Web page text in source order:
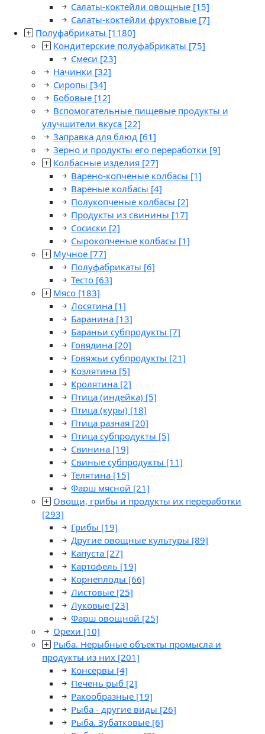
Салаты-коктейли овощные [15]
Салаты-коктейли фруктовые [7]
Полуфабрикаты [1180]
Кондитерские полуфабрикаты [75]
Смеси [23]
Начинки [32]
Сиропы [34]
Бобовые [12]
Вспомогательные пищевые продукты и
улучшители вкуса [22]
Заправка для блюд [61]
Зерно и продукты его переработки [9]
Колбасные изделия [27]
Варено-копченые колбасы [1]
Вареные колбасы [4]
Полукопченые колбасы [2]
Продукты из свинины [17]
Сосиски [2]
Сырокопченые колбасы [1]
Мучное [77]
Полуфабрикаты [6]
Тесто [63]
Мясо [183]
Лосятина [1]
Баранина [13]
Бараньи субпродукты [7]
Говядина [20]
Говяжьи субпродукты [21]
Козлятина [5]
Кролятина [2]
Птица (индейка) [5]
Птица (куры) [18]
Птица разная [20]
Птица субпродукты [5]
Свинина [19]
Свиные субпродукты [11]
Телятина [15]
Фарш мясной [21]
Овощи, грибы и продукты их переработки
[293]
Грибы [19]
Другие овощные культуры [89]
Капуста [27]
Картофель [19]
Корнеплоды [66]
Листовые [25]
Луковые [23]
Фарш овощной [25]
Орехи [10]
Рыба. Нерыбные объекты промысла и
продукты из них [201]
Консервы [4]
Печень рыб [2]
Ракообразные [19]
Рыба - другие виды [26]
Рыба. Зубатковые [6]